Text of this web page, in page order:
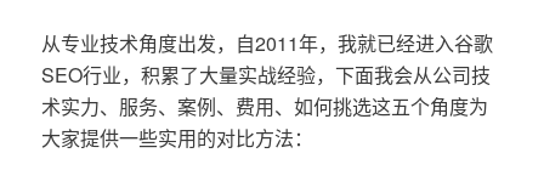
从专业技术角度出发，自2011年，我就已经进入谷歌
SEO行业，积累了大量实战经验，下面我会从公司技
术实力、服务、案例、费用、如何挑选这五个角度为
大家提供一些实用的对比方法：